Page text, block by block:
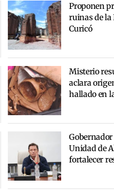
Proponen
ruinas de la
Curicó
Misterio
aclara
hallado en
Unidad de
fortalecer